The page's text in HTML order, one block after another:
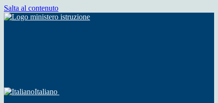
Salta al contenuto
Italiano